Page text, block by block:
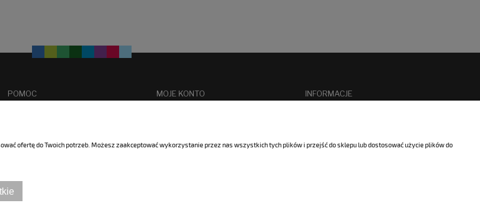
POMOC
Regulamin sklepu
Informacja o ZSEiE
MOJE KONTO
Moje zamówienia
INFORMACJE
Diizocyjaniany
ofertę do Twoich potrzeb. Możesz zaakceptować wykorzystanie przez nas wszystkich tych plików i przejść do sklepu lub dostosować użycie plików do